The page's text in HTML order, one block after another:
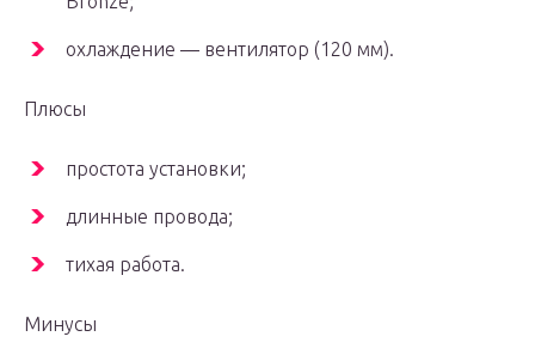
охлаждение — вентилятор (120 мм).
Плюсы
простота установки;
длинные провода;
тихая работа.
Минусы